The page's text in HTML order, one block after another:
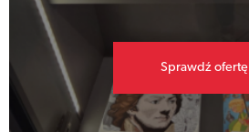
Sprawdź ofertę